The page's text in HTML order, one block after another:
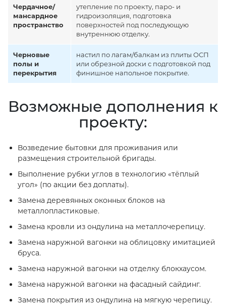
Чердачное/
мансардное
пространство
утепление по проекту, паро- и
гидроизоляция, подготовка
поверхностей под последующую
внутреннюю отделку.
Черновые
полы и
перекрытия
настил по лагам/балкам из плиты ОСП
или обрезной доски с подготовкой под
финишное напольное покрытие.
Возможные дополнения к
проекту:
Возведение бытовки для проживания или
размещения строительной бригады.
Выполнение рубки углов в технологию «тёплый
угол» (по акции без доплаты).
Замена деревянных оконных блоков на
металлопластиковые.
Замена кровли из ондулина на металлочерепицу.
Замена наружной вагонки на облицовку имитацией
бруса.
Замена наружной вагонки на отделку блокхаусом.
Замена наружной вагонки на фасадный сайдинг.
Замена покрытия из ондулина на мягкую черепицу.